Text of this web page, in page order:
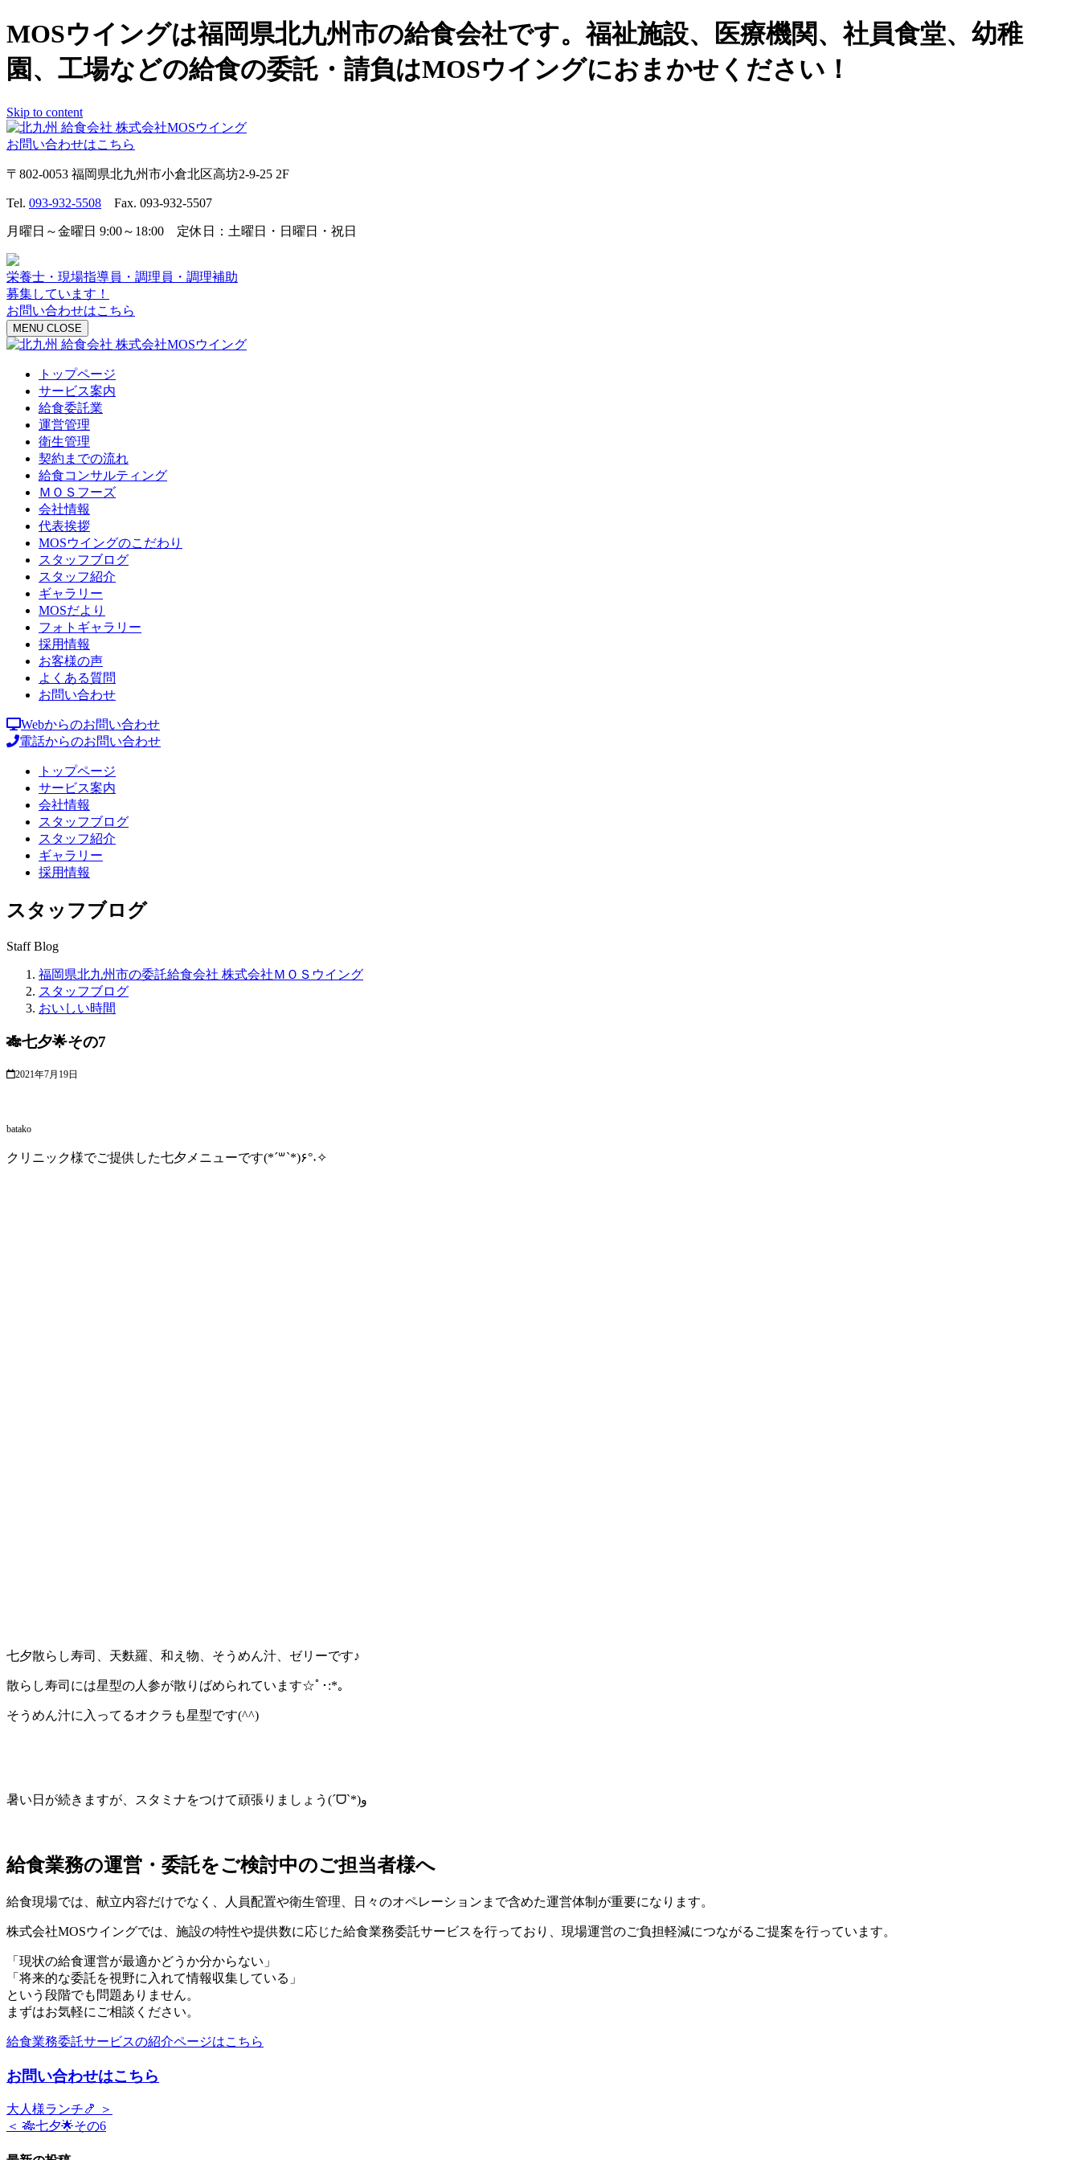
MOSウイングは福岡県北九州市の給食会社です。福祉施設、医療機関、社員食堂、幼稚
園、工場などの給食の委託・請負はMOSウイングにおまかせください！
Skip to content
お問い合わせはこちら
〒802-0053 福岡県北九州市小倉北区高坊2-9-25 2F
Tel. 093-932-5508 Fax. 093-932-5507
月曜日～金曜日 9:00～18:00 定休日：土曜日・日曜日・祝日
栄養士・現場指導員・調理員・調理補助
募集しています！
お問い合わせはこちら
MENU CLOSE
トップページ
サービス案内
給食委託業
運営管理
衛生管理
契約までの流れ
給食コンサルティング
ＭＯＳフーズ
会社情報
代表挨拶
MOSウイングのこだわり
スタッフブログ
スタッフ紹介
ギャラリー
MOSだより
フォトギャラリー
採用情報
お客様の声
よくある質問
お問い合わせ
Webからのお問い合わせ
電話からのお問い合わせ
トップページ
サービス案内
会社情報
スタッフブログ
スタッフ紹介
ギャラリー
採用情報
スタッフブログ
Staff Blog
福岡県北九州市の委託給食会社 株式会社ＭＯＳウイング
スタッフブログ
おいしい時間
🎋七夕🌟その7
2021年7月19日
batako
クリニック様でご提供した七夕メニューです(*´꒳`*)۶°˖✧
七夕散らし寿司、天麩羅、和え物、そうめん汁、ゼリーです♪
散らし寿司には星型の人参が散りばめられています☆ﾟ･:*｡
そうめん汁に入ってるオクラも星型です(^^)
暑い日が続きますが、スタミナをつけて頑張りましょう(ˊᗜˋ*)و
給食業務の運営・委託をご検討中のご担当者様へ
給食現場では、献立内容だけでなく、人員配置や衛生管理、日々のオペレーションまで含めた運営体制が重要になります。
株式会社MOSウイングでは、施設の特性や提供数に応じた給食業務委託サービスを行っており、現場運営のご負担軽減につながるご提案を行っています。
「現状の給食運営が最適かどうか分からない」
「将来的な委託を視野に入れて情報収集している」
という段階でも問題ありません。
まずはお気軽にご相談ください。
給食業務委託サービスの紹介ページはこちら
お問い合わせはこちら
大人様ランチ🍤 ＞
＜ 🎋七夕🌟その6